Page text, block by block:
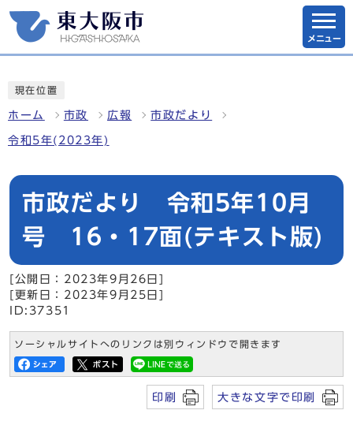
メニュー
現在位置
ホーム 市政 広報 市政だより
令和5年(2023年)
市政だより 令和5年10月
号 16・17面(テキスト版)
[公開日：2023年9月26日]
[更新日：2023年9月25日]
ID:37351
ソーシャルサイトへのリンクは別ウィンドウで開きます
印刷 大きな文字で印刷